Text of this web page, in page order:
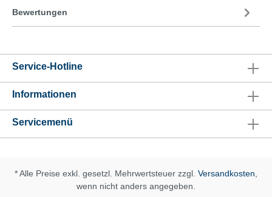
Bewertungen
Service-Hotline
Informationen
Servicemenü
* Alle Preise exkl. gesetzl. Mehrwertsteuer zzgl. Versandkosten
wenn nicht anders angegeben.